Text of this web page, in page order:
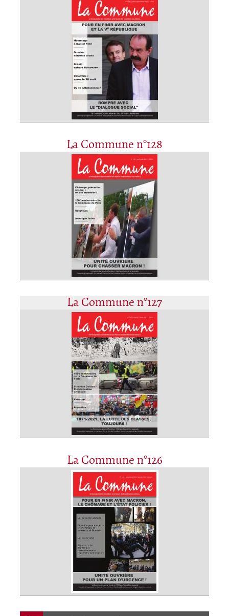
La Commune n°128
La Commune n°127
La Commune n°126